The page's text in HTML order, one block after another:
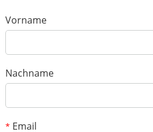
*Botschaft
Vorname
Nachname
* Email